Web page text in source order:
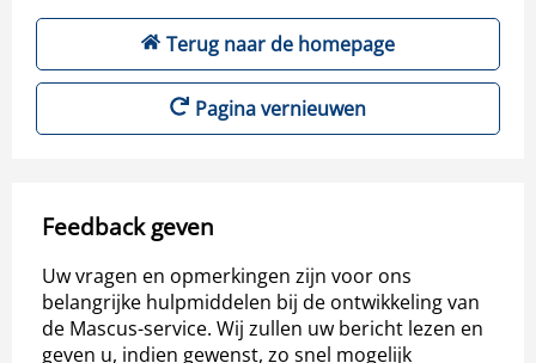
Terug naar de homepage
Pagina vernieuwen
Feedback geven
Uw vragen en opmerkingen zijn voor ons
belangrijke hulpmiddelen bij de ontwikkeling van
de Mascus-service. Wij zullen uw bericht lezen en
geven u, indien gewenst, zo snel mogelijk